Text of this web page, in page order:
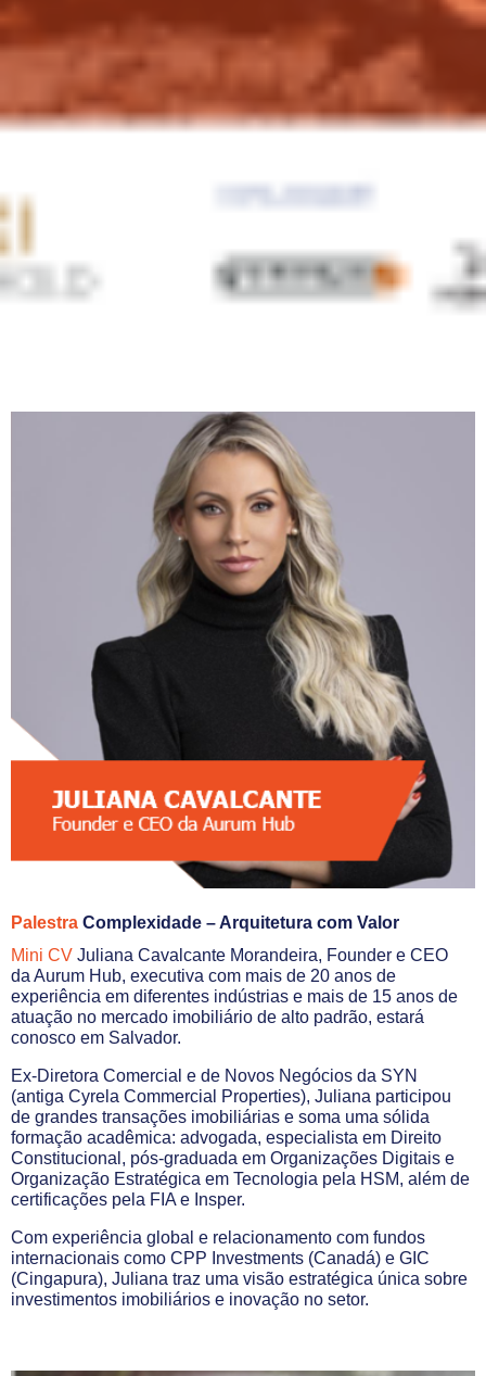
Palestra Complexidade – Arquitetura com Valor
Mini CV Juliana Cavalcante Morandeira, Founder e CEO
da Aurum Hub, executiva com mais de 20 anos de
experiência em diferentes indústrias e mais de 15 anos de
atuação no mercado imobiliário de alto padrão, estará
conosco em Salvador.
Ex-Diretora Comercial e de Novos Negócios da SYN
(antiga Cyrela Commercial Properties), Juliana participou
de grandes transações imobiliárias e soma uma sólida
formação acadêmica: advogada, especialista em Direito
Constitucional, pós-graduada em Organizações Digitais e
Organização Estratégica em Tecnologia pela HSM, além de
certificações pela FIA e Insper.
Com experiência global e relacionamento com fundos
internacionais como CPP Investments (Canadá) e GIC
(Cingapura), Juliana traz uma visão estratégica única sobre
investimentos imobiliários e inovação no setor.